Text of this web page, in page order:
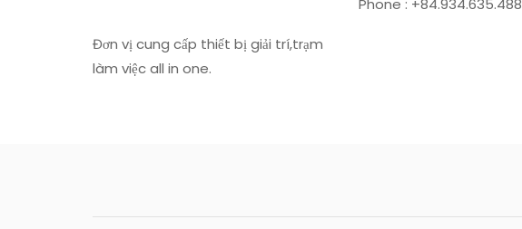
Đơn vị cung cấp thiết bị giải trí,trạm
làm việc all in one.
Phone : +84.934.635.488